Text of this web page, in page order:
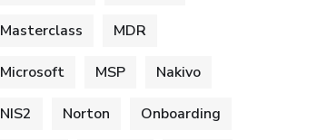
Masterclass MDR
Microsoft MSP Nakivo
NIS2 Norton Onboarding